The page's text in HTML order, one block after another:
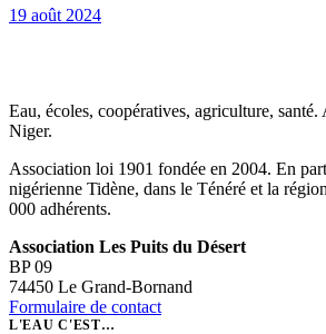
19 août 2024
Eau, écoles, coopératives, agriculture,
Niger.
Association loi 1901 fondée en 2004. En
nigérienne Tidène, dans le Ténéré et la
000 adhérents.
Association Les Puits du Désert
BP 09
74450 Le Grand-Bornand
Formulaire de contact
L'EAU C'EST…